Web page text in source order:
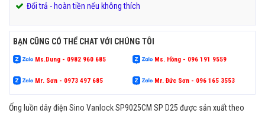
Đổi trả - hoàn tiền nếu không thích
BẠN CŨNG CÓ THỂ CHAT VỚI CHÚNG TÔI
Ms.Dung - 0982 960 685 Ms. Hồng - 096 191 9559
Mr. Sơn - 0973 497 685 Mr. Đức Sơn - 096 165 3553
Ống luồn dây điện Sino Vanlock SP9025CM SP D25 được sản xuất theo